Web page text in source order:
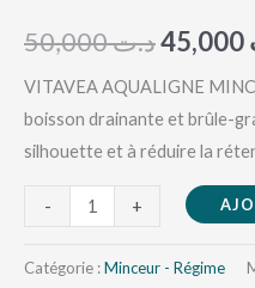
د.ت50,000
VITAVEA AQUALIGNE
boisson drainante et brûle-
silhouette et à réduire la
- +
Catégorie :Minceur - Régime